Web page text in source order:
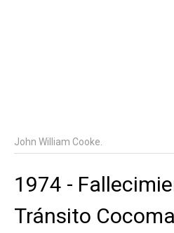
John William Cooke.
1974 -
Tránsito